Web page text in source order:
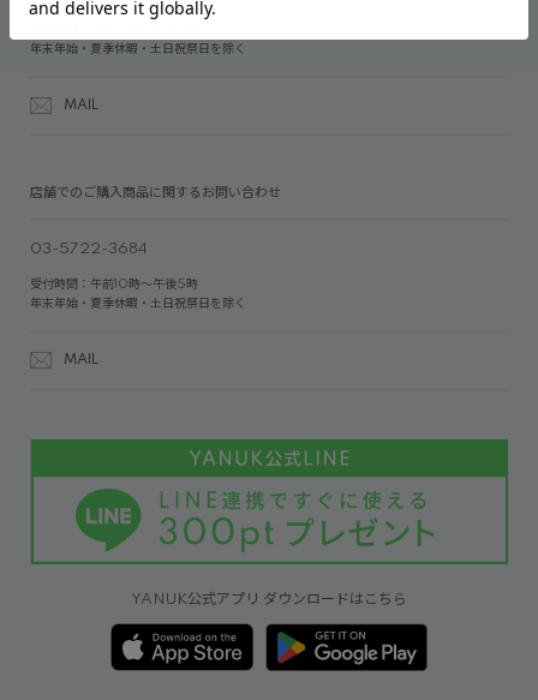
年末年始・夏季休暇・土日祝祭日を除く
MAIL
店舗でのご購入商品に関するお問い合わせ
03-5722-3684
受付時間：午前10時～午後5時
年末年始・夏季休暇・土日祝祭日を除く
MAIL
YANUK公式アプリ ダウンロードはこちら